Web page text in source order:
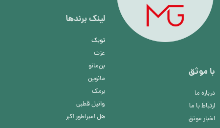
با موثق
درباره ما
ارتباط با ما
اخبار موثق
لینک برند‌ها
توبک
عزت
بن‌مانو
مانوین
برمک
وانیل قطبی
هل امپراطور اکبر